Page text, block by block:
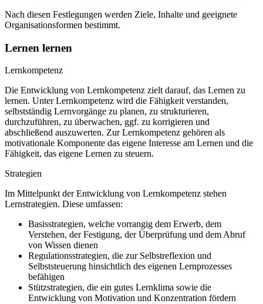
Nach diesen Festlegungen werden Ziele, Inhalte und geeignete
Organisationsformen bestimmt.
Lernen lernen
Lernkompetenz
Die Entwicklung von Lernkompetenz zielt darauf, das Lernen zu
lernen. Unter Lernkompetenz wird die Fähigkeit verstanden,
selbstständig Lernvorgänge zu planen, zu strukturieren,
durchzuführen, zu überwachen, ggf. zu korrigieren und
abschließend auszuwerten. Zur Lernkompetenz gehören als
motivationale Komponente das eigene Interesse am Lernen und die
Fähigkeit, das eigene Lernen zu steuern.
Strategien
Im Mittelpunkt der Entwicklung von Lernkompetenz stehen
Lernstrategien. Diese umfassen:
Basisstrategien, welche vorrangig dem Erwerb, dem
Verstehen, der Festigung, der Überprüfung und dem Abruf
von Wissen dienen
Regulationsstrategien, die zur Selbstreflexion und
Selbststeuerung hinsichtlich des eigenen Lernprozesses
befähigen
Stützstrategien, die ein gutes Lernklima sowie die
Entwicklung von Motivation und Konzentration fördern